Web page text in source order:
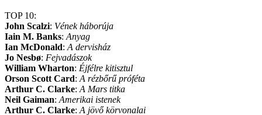
TOP 10:
John Scalzi: Vének háborúja
Iain M. Banks: Anyag
Ian McDonald: A dervisház
Jo Nesbø: Fejvadászok
William Wharton: Éjfélre kitisztul
Orson Scott Card: A rézbőrű próféta
Arthur C. Clarke: A Mars titka
Neil Gaiman: Amerikai istenek
Arthur C. Clarke: A jövő körvonalai